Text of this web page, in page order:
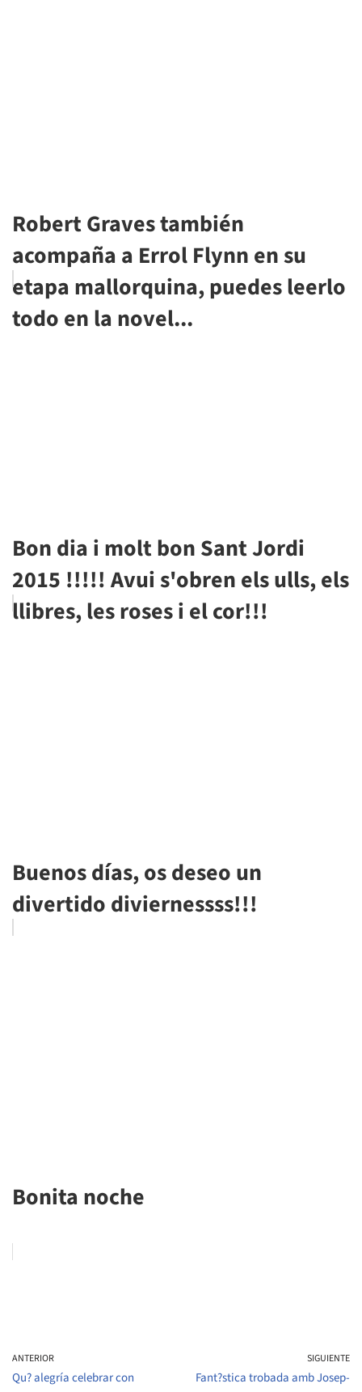
Robert Graves también
acompaña a Errol Flynn en su
etapa mallorquina, puedes leerlo
todo en la novel...
Bon dia i molt bon Sant Jordi
2015 !!!!! Avui s'obren els ulls, els
llibres, les roses i el cor!!!
Buenos días, os deseo un
divertido diviernessss!!!
Bonita noche
ANTERIOR
Qu? alegría celebrar con
SIGUIENTE
Fant?stica trobada amb Josep-